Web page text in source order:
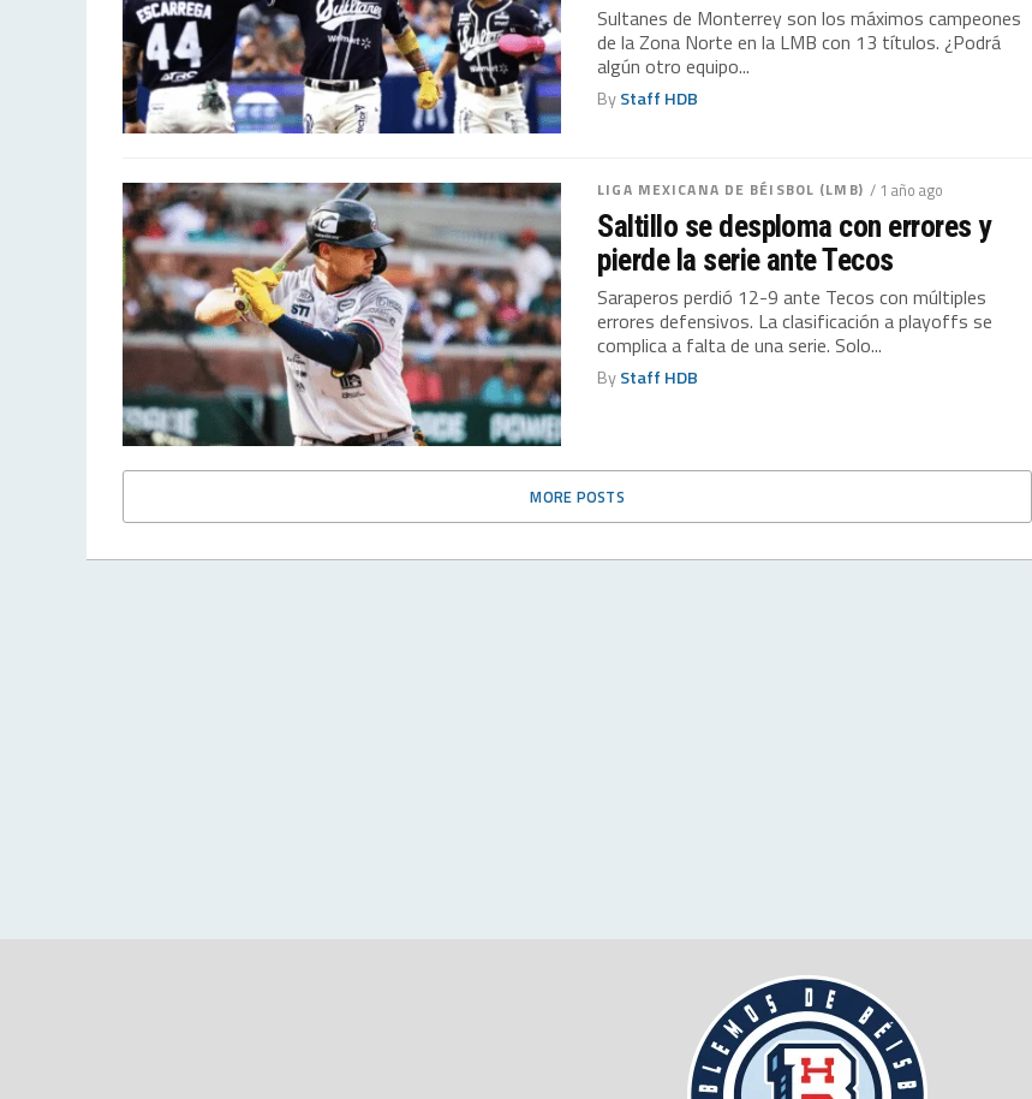
Sultanes de Monterrey son los máximos campeones
de la Zona Norte en la LMB con 13 títulos. ¿Podrá
algún otro equipo...
ByStaff HDB
LIGA MEXICANA DE BÉISBOL (LMB) / 1 año ago
Saltillo se desploma con errores y
pierde la serie ante Tecos
Saraperos perdió 12-9 ante Tecos con múltiples
errores defensivos. La clasificación a playoffs se
complica a falta de una serie. Solo...
ByStaff HDB
MORE POSTS